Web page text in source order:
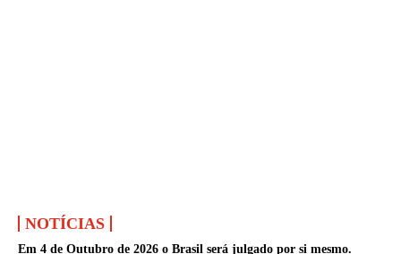
NOTÍCIAS
Em 4 de Outubro de 2026 o Brasil será julgado por si mesmo.